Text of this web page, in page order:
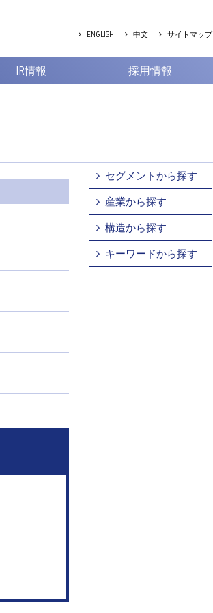
ENGLISH 中文 サイトマップ
IR情報 採用情報
セグメントから探す
産業から探す
構造から探す
キーワードから探す